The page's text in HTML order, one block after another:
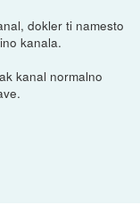
dokler ti namesto
kanala.
kanal normalno